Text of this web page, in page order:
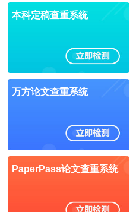
本科定稿查重系统
万方论文查重系统
PaperPass论文查重系统